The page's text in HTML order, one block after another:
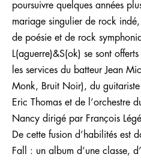
poursuivre quelques années
mariage singulier de rock indé,
de poésie et de rock
L(aguerre)&S(ok) se sont offerts
les services du batteur Jean
Monk, Bruit Noir), du guitariste
Eric Thomas et de l’orchestre
Nancy dirigé par François
De cette fusion d’habilités est
Fall : un album d’une classe,